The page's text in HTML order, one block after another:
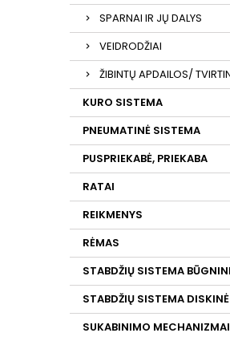
SPARNAI IR JŲ DALYS
VEIDRODŽIAI
ŽIBINTŲ APDAILOS/
KURO SISTEMA
PNEUMATINĖ SISTEMA
PUSPRIEKABĖ, PRIEKABA
RATAI
REIKMENYS
RĖMAS
STABDŽIŲ SISTEMA
STABDŽIŲ SISTEMA DISKINĖ
SUKABINIMO MECHANIZMAI